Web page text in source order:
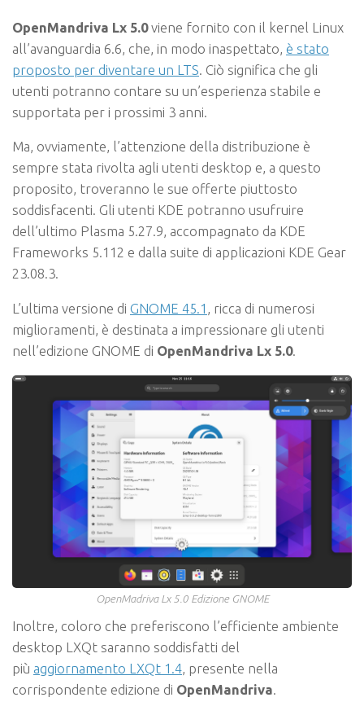
OpenMandriva Lx 5.0viene fornito con il kernel Linux
all’avanguardia 6.6, che, in modo inaspettato, è stato
proposto per diventare un LTS . Ciò significa che gli
utenti potranno contare su un’esperienza stabile e
supportata per i prossimi 3 anni.
Ma, ovviamente, l’attenzione della distribuzione è
sempre stata rivolta agli utenti desktop e, a questo
proposito, troveranno le sue offerte piuttosto
soddisfacenti. Gli utenti KDE potranno usufruire
dell’ultimo Plasma 5.27.9, accompagnato da KDE
Frameworks 5.112 e dalla suite di applicazioni KDE Gear
23.08.3.
L’ultima versione di GNOME 45.1 , ricca di numerosi
miglioramenti, è destinata a impressionare gli utenti
nell’edizione GNOME di OpenMandriva Lx 5.0.
OpenMadriva Lx 5.0 Edizione GNOME
Inoltre, coloro che preferiscono l’efficiente ambiente
desktop LXQt saranno soddisfatti del
più aggiornamento LXQt 1.4, presente nella
corrispondente edizione di OpenMandriva.